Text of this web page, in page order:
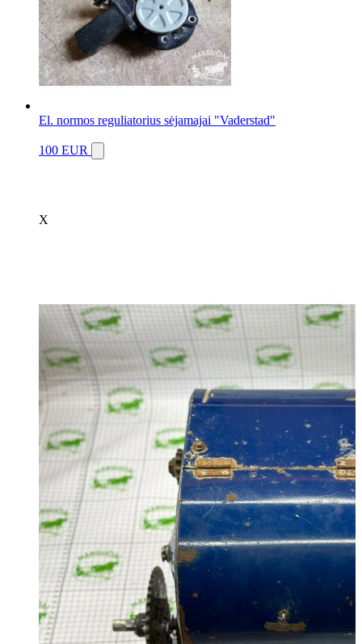
El. normos reguliatorius sėjamajai "Vaderstad"
100 EUR
X